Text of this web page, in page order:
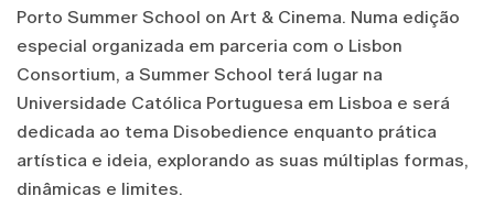
Porto Summer School on Art & Cinema. Numa edição
especial organizada em parceria com o Lisbon
Consortium, a Summer School terá lugar na
Universidade Católica Portuguesa em Lisboa e será
dedicada ao tema Disobedience enquanto prática
artística e ideia, explorando as suas múltiplas formas,
dinâmicas e limites.